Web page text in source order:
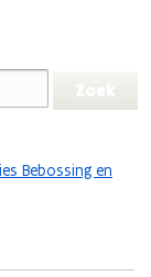
Bebossing en